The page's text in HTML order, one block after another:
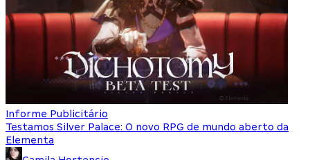
Informe Publicitário
Testamos Silver Palace: O novo RPG de mundo aberto da
Elementa